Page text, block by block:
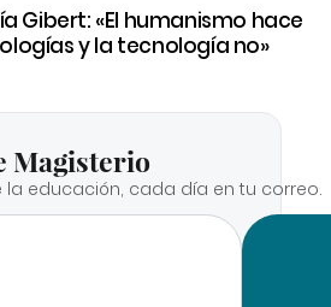
Gibert: «El humanismo hace
y la tecnología no»
Magisterio
la educación, cada día en tu correo.